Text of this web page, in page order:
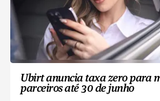
Ubirt anuncia taxa zero para
parceiros até 30 de junho